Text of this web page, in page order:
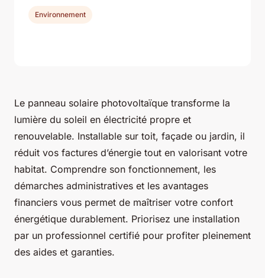
Le panneau solaire photovoltaïque transforme la
lumière du soleil en électricité propre et
renouvelable. Installable sur toit, façade ou jardin, il
réduit vos factures d’énergie tout en valorisant votre
habitat. Comprendre son fonctionnement, les
démarches administratives et les avantages
financiers vous permet de maîtriser votre confort
énergétique durablement. Priorisez une installation
par un professionnel certifié pour profiter pleinement
des aides et garanties.
Environnement